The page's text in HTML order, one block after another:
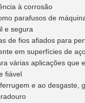
à corrosão
parafusos de
e segura
de fios afiados para
em superfícies de
várias aplicações que
fiável
e ao desgaste,